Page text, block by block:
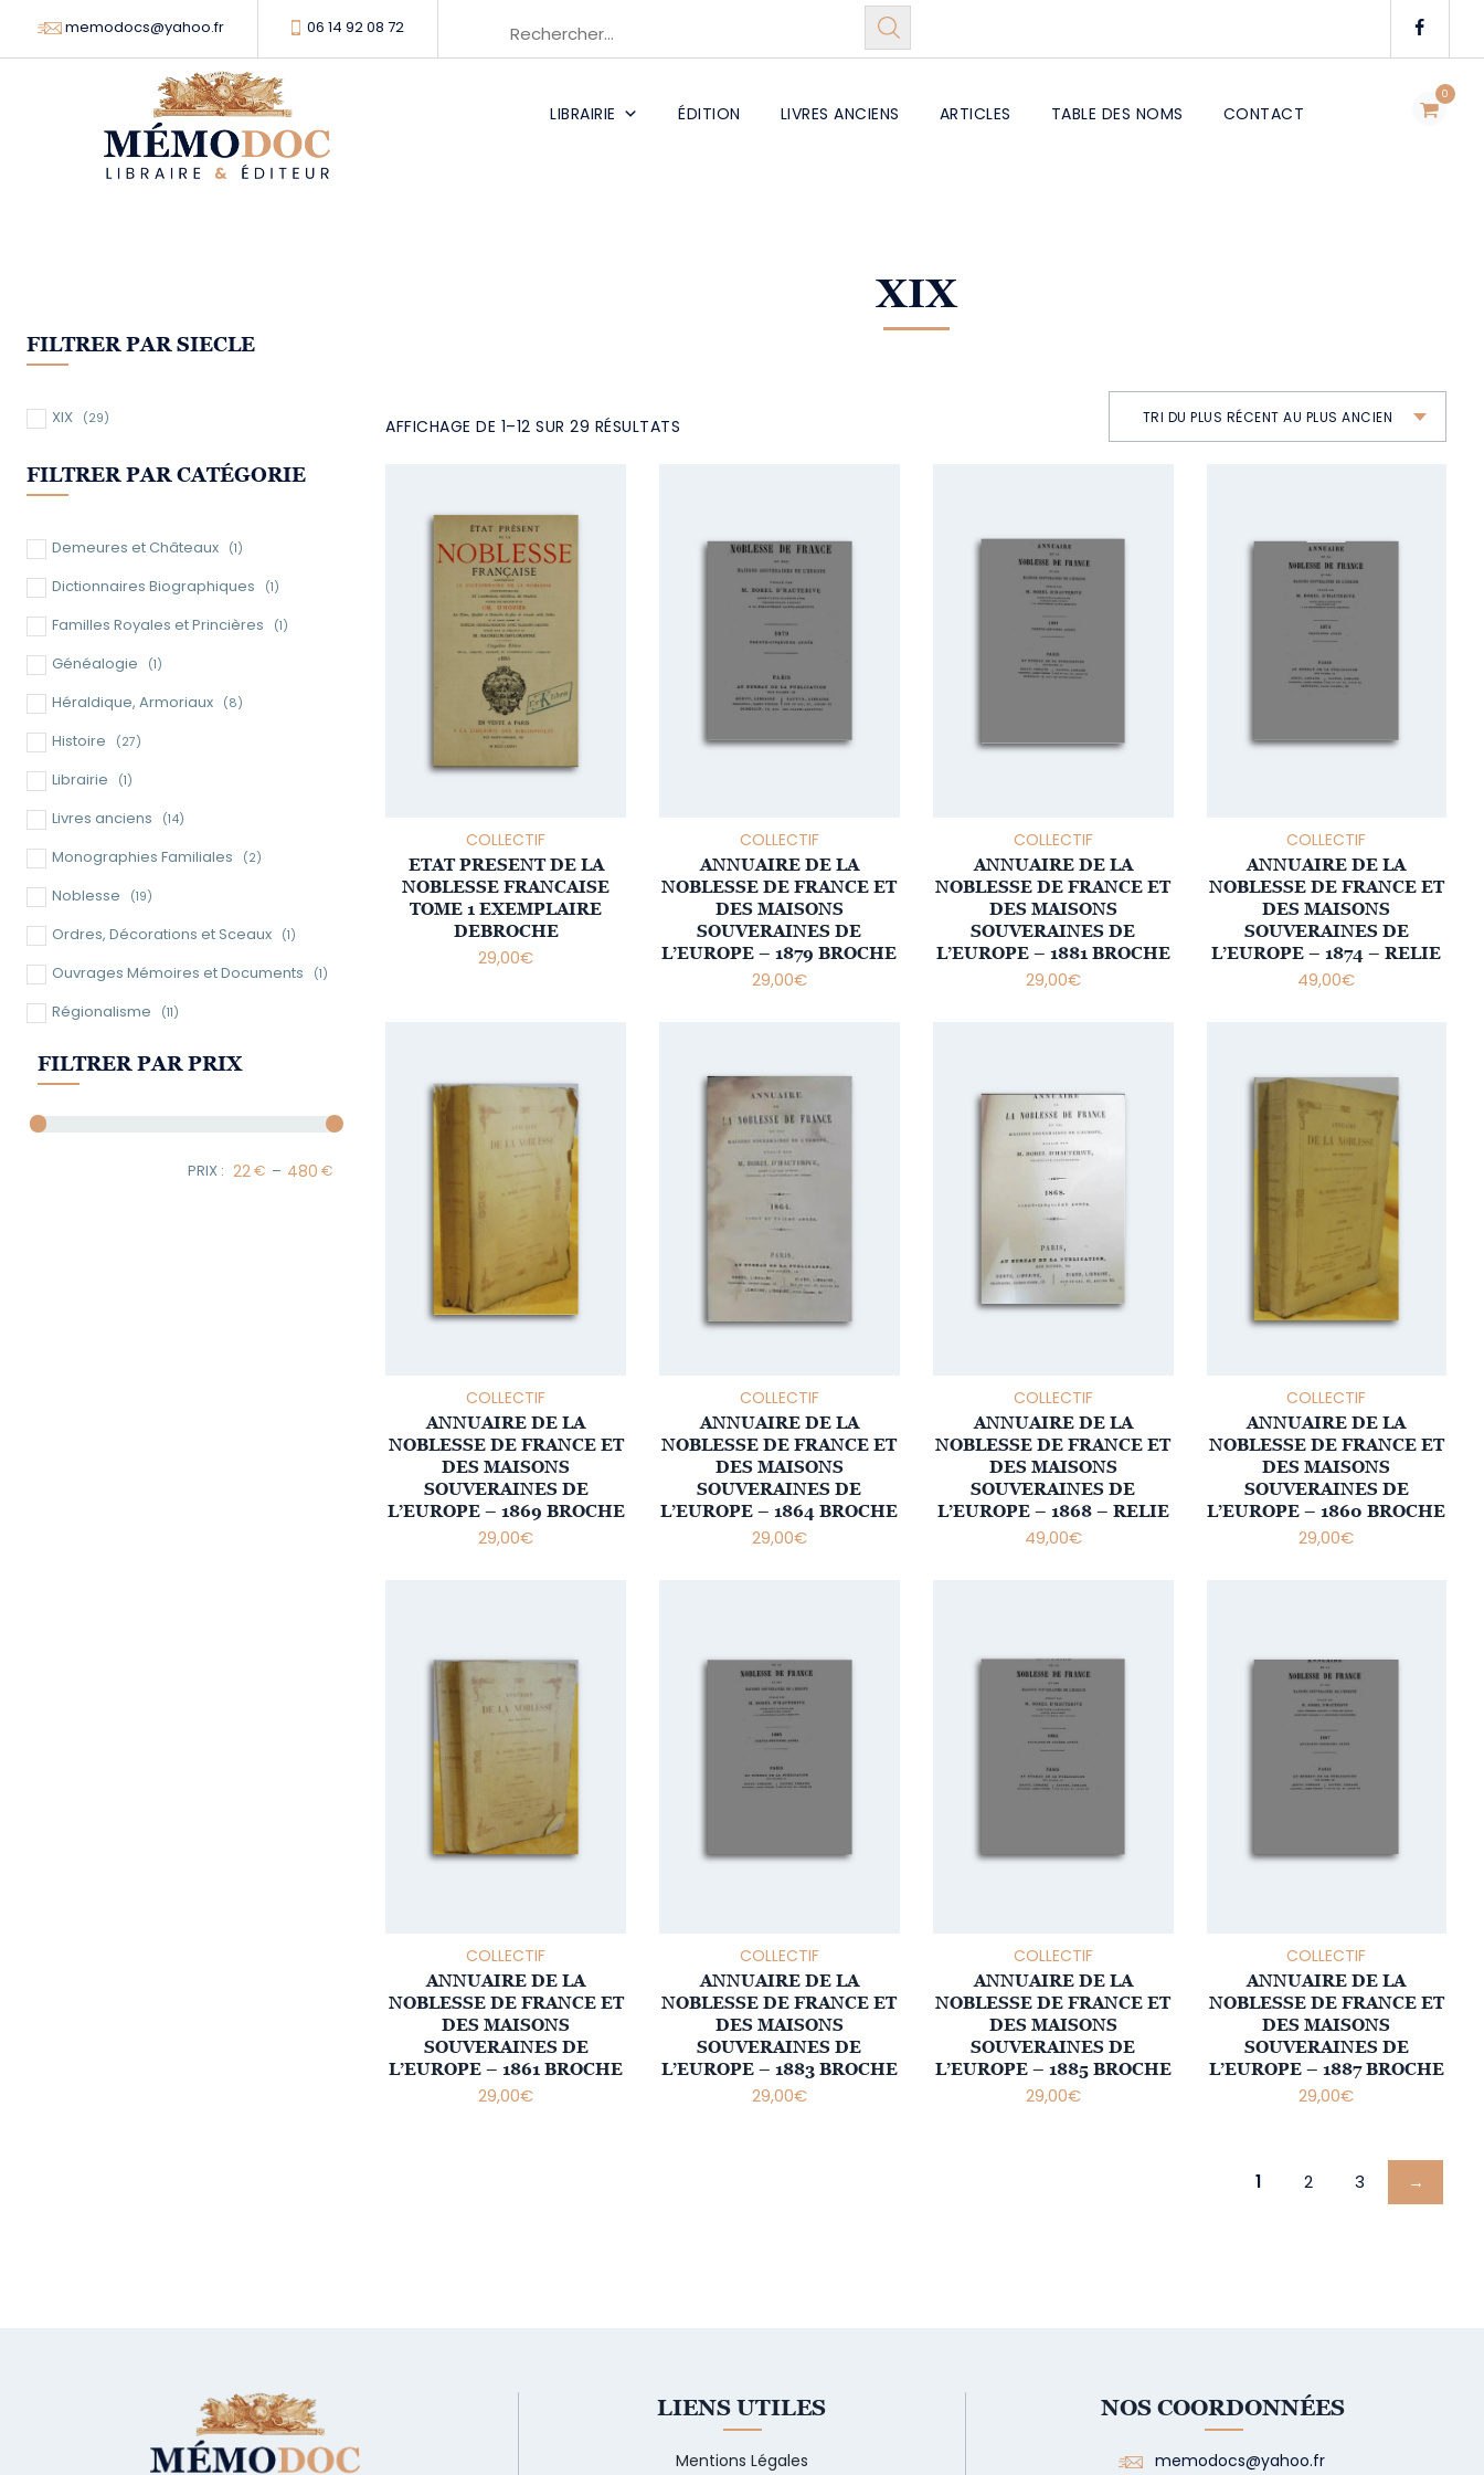
memodocs@yahoo.fr 06 14 92 08 72
0
LIBRAIRIE ÉDITION LIVRES ANCIENS ARTICLES TABLE DES NOMS CONTACT
XIX
AFFICHAGE DE 1–12 SUR 29 RÉSULTATS TRI DU PLUS RÉCENT AU PLUS ANCIEN
COLLECTIF
ETAT PRESENT DE LA
NOBLESSE FRANCAISE
TOME 1 EXEMPLAIRE
DEBROCHE
29,00€
COLLECTIF
ANNUAIRE DE LA
NOBLESSE DE FRANCE ET
DES MAISONS
SOUVERAINES DE
L’EUROPE – 1879 BROCHE
29,00€
COLLECTIF
ANNUAIRE DE LA
NOBLESSE DE FRANCE ET
DES MAISONS
SOUVERAINES DE
L’EUROPE – 1881 BROCHE
29,00€
COLLECTIF
ANNUAIRE DE LA
NOBLESSE DE FRANCE ET
DES MAISONS
SOUVERAINES DE
L’EUROPE – 1874 – RELIE
49,00€
COLLECTIF
ANNUAIRE DE LA
NOBLESSE DE FRANCE ET
DES MAISONS
SOUVERAINES DE
L’EUROPE – 1869 BROCHE
29,00€
COLLECTIF
ANNUAIRE DE LA
NOBLESSE DE FRANCE ET
DES MAISONS
SOUVERAINES DE
L’EUROPE – 1864 BROCHE
29,00€
COLLECTIF
ANNUAIRE DE LA
NOBLESSE DE FRANCE ET
DES MAISONS
SOUVERAINES DE
L’EUROPE – 1868 – RELIE
49,00€
COLLECTIF
ANNUAIRE DE LA
NOBLESSE DE FRANCE ET
DES MAISONS
SOUVERAINES DE
L’EUROPE – 1860 BROCHE
29,00€
COLLECTIF
ANNUAIRE DE LA
NOBLESSE DE FRANCE ET
DES MAISONS
SOUVERAINES DE
L’EUROPE – 1861 BROCHE
29,00€
COLLECTIF
ANNUAIRE DE LA
NOBLESSE DE FRANCE ET
DES MAISONS
SOUVERAINES DE
L’EUROPE – 1883 BROCHE
29,00€
COLLECTIF
ANNUAIRE DE LA
NOBLESSE DE FRANCE ET
DES MAISONS
SOUVERAINES DE
L’EUROPE – 1885 BROCHE
29,00€
COLLECTIF
ANNUAIRE DE LA
NOBLESSE DE FRANCE ET
DES MAISONS
SOUVERAINES DE
L’EUROPE – 1887 BROCHE
29,00€
1 2 3 →
FILTRER PAR SIECLE
XIX (29)
FILTRER PAR CATÉGORIE
Demeures et Châteaux (1)
Dictionnaires Biographiques (1)
Familles Royales et Princières (1)
Généalogie (1)
Héraldique, Armoriaux (8)
Histoire (27)
Librairie (1)
Livres anciens (14)
Monographies Familiales (2)
Noblesse (19)
Ordres, Décorations et Sceaux (1)
Ouvrages Mémoires et Documents (1)
Régionalisme (11)
FILTRER PAR PRIX
Minimum Price
–
Maximum Price
LIENS UTILES
Mentions Légales
NOS COORDONNÉES
memodocs@yahoo.fr